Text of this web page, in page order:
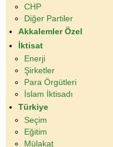
CHP
Diğer Partiler
Akkalemler Özel
İktisat
Enerji
Şirketler
Para Örgütleri
İslam İktisadı
Türkiye
Seçim
Eğitim
Mülakat